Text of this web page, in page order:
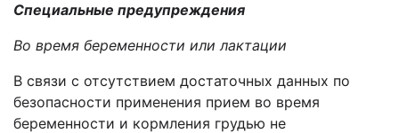
Специальные предупреждения
Во время беременности или лактации
В связи с отсутствием достаточных данных по
безопасности применения прием во время
беременности и кормления грудью не